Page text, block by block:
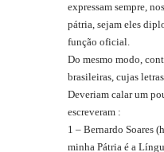
expressam sempre,
pátria, sejam eles
função oficial.
Do mesmo modo,
brasileiras, cujas
Deveriam calar um
escreveram :
1 – Bernardo Soares
minha Pátria é a